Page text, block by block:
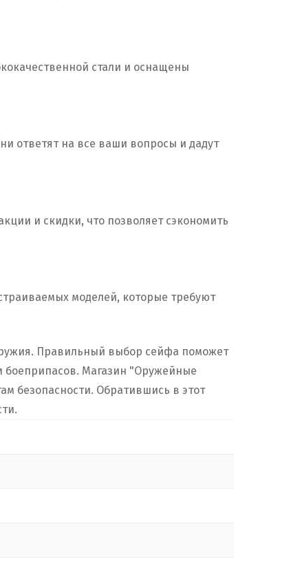
стали и оснащены
ответят на все ваши вопросы и дадут
и скидки, что позволяет сэкономить
моделей, которые требуют
Правильный выбор сейфа поможет
боеприпасов. Магазин "Оружейные
безопасности. Обратившись в этот